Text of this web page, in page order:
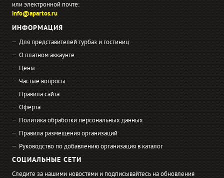
или электронной почте:
info@apartos.ru
ИНФОРМАЦИЯ
Для представителей турбаз и гостиниц
О платном аккаунте
Цены
Частые вопросы
Правила сайта
Оферта
Политика обработки персональных данных
Правила размещения организаций
Руководство по добавлению организация в каталог
СОЦИАЛЬНЫЕ СЕТИ
Следите за нашими новостями и подписывайтесь на обновления